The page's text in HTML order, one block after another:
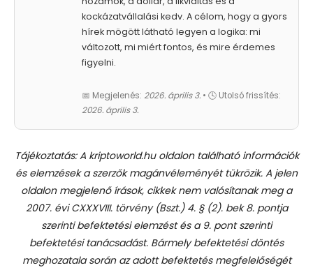
kockázatvállalási kedv. A célom, hogy a gyors
hírek mögött látható legyen a logika: mi
változott, mi miért fontos, és mire érdemes
figyelni.
📅 Megjelenés: 2026. április 3. • 🕓 Utolsó frissítés:
2026. április 3.
Tájékoztatás: A kriptoworld.hu oldalon található információk
és elemzések a szerzők magánvéleményét tükrözik. A jelen
oldalon megjelenő írások, cikkek nem valósítanak meg a
2007. évi CXXXVIII. törvény (Bszt.) 4. § (2). bek 8. pontja
szerinti befektetési elemzést és a 9. pont szerinti
befektetési tanácsadást. Bármely befektetési döntés
meghozatala során az adott befektetés megfelelőségét